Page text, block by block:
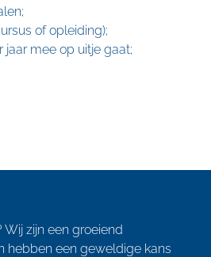
of opleiding);
jaar mee op uitje gaat;
zijn een groeiend
hebben een geweldige kans